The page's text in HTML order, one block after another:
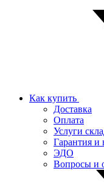
Как купить
Доставка
Оплата
Услуги
Гарантия и
ЭДО
Вопросы и